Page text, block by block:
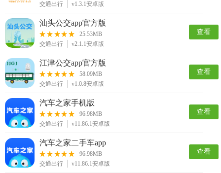
交通出行
v1.3.1安卓版
汕头公交app官方版
25.53MB
交通出行
v2.1.1安卓版
查看
江津公交app官方版
58.09MB
交通出行
v1.0.8安卓版
查看
汽车之家手机版
96.98MB
交通出行
v11.86.1安卓版
查看
汽车之家二手车app
96.98MB
交通出行
v11.86.1安卓版
查看